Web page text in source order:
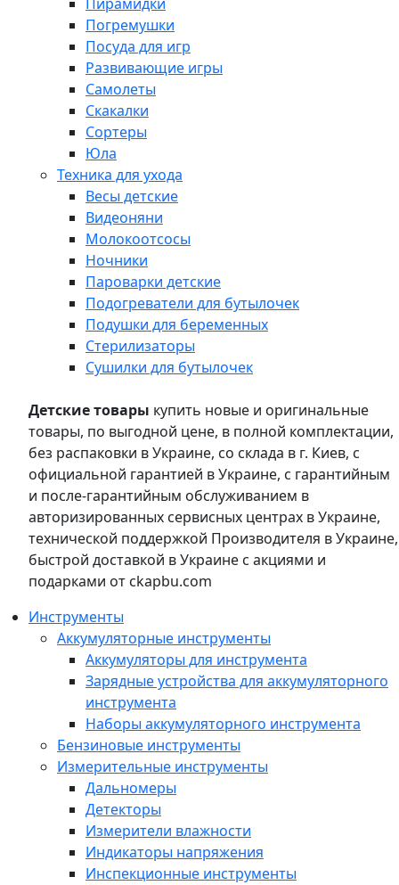
Погремушки
Посуда для игр
Развивающие игры
Самолеты
Скакалки
Сортеры
Юла
Техника для ухода
Весы детские
Видеоняни
Молокоотсосы
Ночники
Пароварки детские
Подогреватели для бутылочек
Подушки для беременных
Стерилизаторы
Сушилки для бутылочек
Детские товары купить новые и оригинальные
товары, по выгодной цене, в полной комплектации,
без распаковки в Украине, со склада в г. Киев, с
официальной гарантией в Украине, с гарантийным
и после-гарантийным обслуживанием в
авторизированных сервисных центрах в Украине,
технической поддержкой Производителя в Украине,
быстрой доставкой в Украине с акциями и
подарками от ckapbu.com
Инструменты
Аккумуляторные инструменты
Аккумуляторы для инструмента
Зарядные устройства для аккумуляторного
инструмента
Наборы аккумуляторного инструмента
Бензиновые инструменты
Измерительные инструменты
Дальномеры
Детекторы
Измерители влажности
Индикаторы напряжения
Инспекционные инструменты